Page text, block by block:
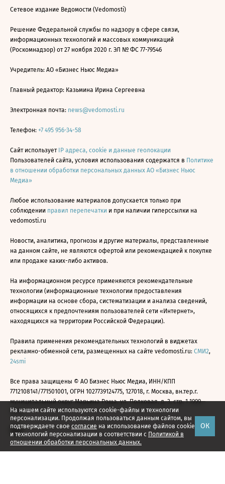
На нашем сайте используются cookie-файлы и технологии
персонализации. Продолжая пользоваться данным сайтом, вы
подтверждаете свое согласие на использование файлов cookie
и технологий персонализации в соответствии с Политикой в
отношении обработки персональных данных.
ОК
Сетевое издание Ведомости (Vedomosti)
Решение Федеральной службы по надзору в сфере связи,
информационных технологий и массовых коммуникаций
(Роскомнадзор) от 27 ноября 2020 г. ЭЛ № ФС 77-79546
Учредитель: АО «Бизнес Ньюс Медиа»
Главный редактор: Казьмина Ирина Сергеевна
Электронная почта: news@vedomosti.ru
Телефон: +7 495 956-34-58
Сайт использует IP адреса, cookie и данные геолокации
Пользователей сайта, условия использования содержатся в Политике
в отношении обработки персональных данных АО «Бизнес Ньюс
Медиа»
Любое использование материалов допускается только при
соблюдении правил перепечатки и при наличии гиперссылки на
vedomosti.ru
Новости, аналитика, прогнозы и другие материалы, представленные
на данном сайте, не являются офертой или рекомендацией к покупке
или продаже каких-либо активов.
На информационном ресурсе применяются рекомендательные
технологии (информационные технологии предоставления
информации на основе сбора, систематизации и анализа сведений,
относящихся к предпочтениям пользователей сети «Интернет»,
находящихся на территории Российской Федерации).
Правила применения рекомендательных технологий в виджетах
рекламно-обменной сети, размещенных на сайте vedomosti.ru: СМИ2,
24smi
Все права защищены © АО Бизнес Ньюс Медиа, ИНН/КПП
7712108141/771501001, ОГРН 1027739124775, 127018, г. Москва, вн.тер.г.
муниципальный округ Марьина Роща, ул. Полковая, д. 3, стр. 1 1999—
2026